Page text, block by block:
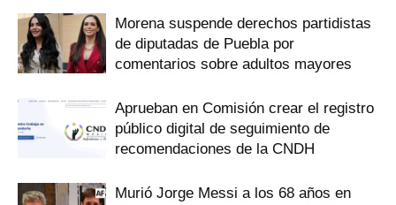
Morena suspende derechos partidistas
de diputadas de Puebla por
comentarios sobre adultos mayores
Aprueban en Comisión crear el registro
público digital de seguimiento de
recomendaciones de la CNDH
Murió Jorge Messi a los 68 años en